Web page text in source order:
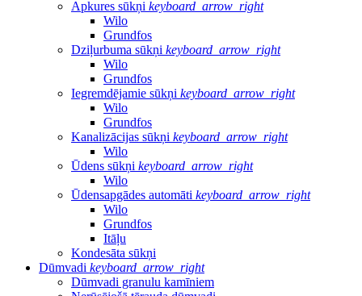
Apkures sūkņi keyboard_arrow_right
Wilo
Grundfos
Dziļurbuma sūkņi keyboard_arrow_right
Wilo
Grundfos
Iegremdējamie sūkņi keyboard_arrow_right
Wilo
Grundfos
Kanalizācijas sūkņi keyboard_arrow_right
Wilo
Ūdens sūkņi keyboard_arrow_right
Wilo
Ūdensapgādes automāti keyboard_arrow_right
Wilo
Grundfos
Itāļu
Kondesāta sūkņi
Dūmvadi keyboard_arrow_right
Dūmvadi granulu kamīniem